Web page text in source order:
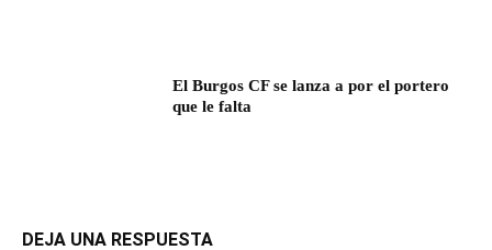
El Burgos CF se lanza a por el portero
que le falta
DEJA UNA RESPUESTA